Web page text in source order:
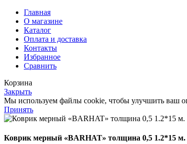
Главная
О магазине
Каталог
Оплата и доставка
Контакты
Избранное
Сравнить
Корзина
Закрыть
Мы используем файлы cookie, чтобы улучшить ваш
Принять
Коврик мерный «BARHAT» толщина 0,5 1.2*15 м.